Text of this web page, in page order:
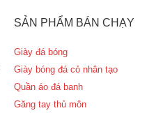
SẢN PHẨM BÁN CHẠY
Giày đá bóng
Giày bóng đá cỏ nhân tạo
Quần áo đá banh
Găng tay thủ môn